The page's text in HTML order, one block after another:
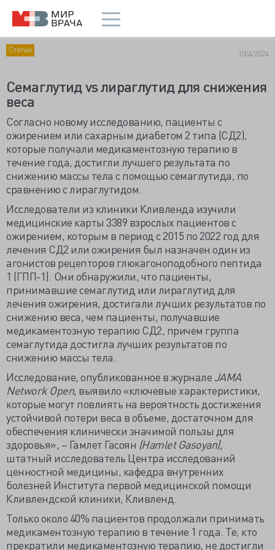
Статьи 10/4/2024
Семаглутид vs лираглутид для снижения
веса
Согласно новому исследованию, пациенты с
ожирением или сахарным диабетом 2 типа (СД2),
которые получали медикаментозную терапию в
течение года, достигли лучшего результата по
снижению массы тела с помощью семаглутида, по
сравнению с лираглутидом.
Исследователи из клиники Кливленда изучили
медицинские карты 3389 взрослых пациентов с
ожирением, которым в период с 2015 по 2022 год для
лечения СД2 или ожирения был назначен один из
агонистов рецепторов глюкагоноподобного пептида
1 (ГПП-1). Они обнаружили, что пациенты,
принимавшие семаглутид или лираглутид для
лечения ожирения, достигали лучших результатов по
снижению веса, чем пациенты, получавшие
медикаментозную терапию СД2, причем группа
семаглутида достигла лучших результатов по
снижению массы тела.
Исследование, опубликованное в журнале JAMA
Network Open, выявило «ключевые характеристики,
которые могут повлиять на вероятность достижения
устойчивой потери веса в объеме, достаточном для
обеспечения клинически значимой пользы для
здоровья», – Гамлет Гасоян (Hamlet Gasoyan),
штатный исследователь Центра исследований
ценностной медицины, кафедра внутренних
болезней Института первой медицинской помощи
Кливлендской клиники, Кливленд.
Только около 40% пациентов продолжали принимать
медикаментозную терапию в течение 1 года. Те, кто
прекратили медикаментозную терапию, не достигли